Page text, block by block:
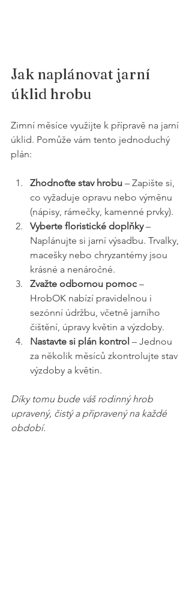
Jak naplánovat jarní
úklid hrobu
Zimní měsíce využijte k přípravě na jarní
úklid. Pomůže vám tento jednoduchý
plán:
Zhodnoťte stav hrobu – Zapište si,
co vyžaduje opravu nebo výměnu
(nápisy, rámečky, kamenné prvky).
Vyberte floristické doplňky –
Naplánujte si jarní výsadbu. Trvalky,
macešky nebo chryzantémy jsou
krásné a nenáročné.
Zvažte odbornou pomoc –
HrobOK nabízí pravidelnou i
sezónní údržbu, včetně jarního
čištění, úpravy květin a výzdoby.
Nastavte si plán kontrol – Jednou
za několik měsíců zkontrolujte stav
výzdoby a květin.
Díky tomu bude váš rodinný hrob
upravený, čistý a připravený na každé
období.